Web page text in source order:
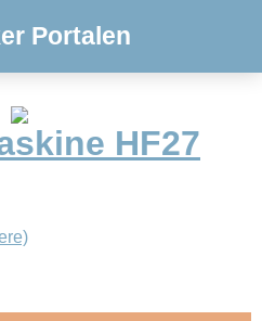
Portalen
HF27